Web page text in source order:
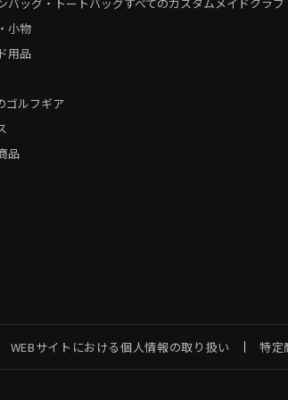
品
小物
用品
ゴルフギア
WEBサイトにおける個人情報の取り扱い 特定